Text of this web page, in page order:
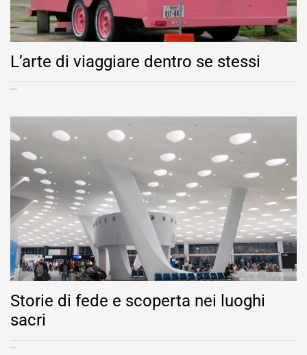
L’arte di viaggiare dentro se stessi
Storie di fede e scoperta nei luoghi
sacri